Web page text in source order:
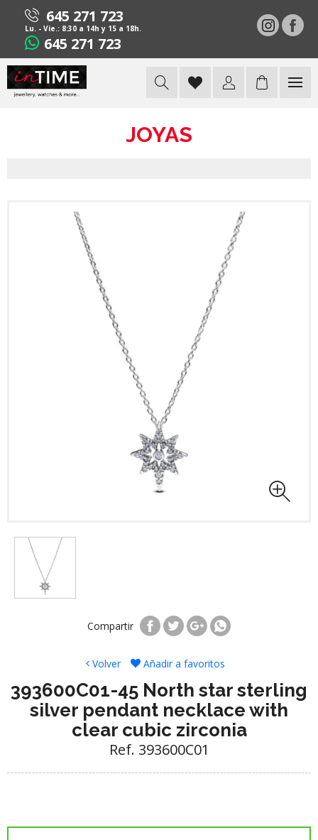
645 271 723
Lu. - Vie.: 8:30 a 14h y 15 a 18h.
645 271 723
JOYAS
Compartir
Volver Añadir a favoritos
393600C01-45 North star sterling
silver pendant necklace with
clear cubic zirconia
Ref. 393600C01